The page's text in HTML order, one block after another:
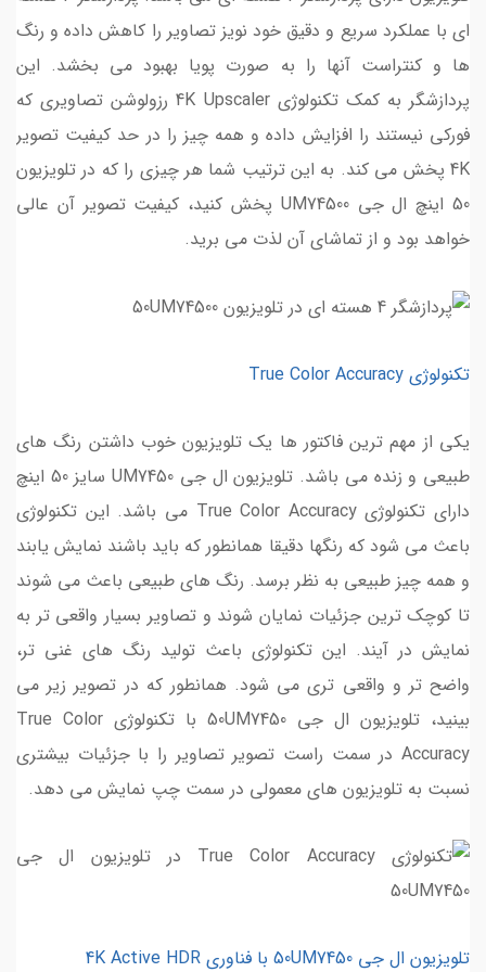
ای با عملکرد سریع و دقیق خود نویز تصاویر را کاهش داده و رنگ
ها و کنتراست آنها را به صورت پویا بهبود می بخشد. این
پردازشگر به کمک تکنولوژی 4K Upscaler رزولوشن تصاویری که
فورکی نیستند را افزایش داده و همه چیز را در حد کیفیت تصویر
4K پخش می کند. به این ترتیب شما هر چیزی را که در تلویزیون
50 اینچ ال جی UM74500 پخش کنید، کیفیت تصویر آن عالی
خواهد بود و از تماشای آن لذت می برید.
تکنولوژی True Color Accuracy
یکی از مهم ترین فاکتور ها یک تلویزیون خوب داشتن رنگ های
طبیعی و زنده می باشد. تلویزیون ال جی UM7450 سایز 50 اینچ
دارای تکنولوژی True Color Accuracy می باشد. این تکنولوژی
باعث می شود که رنگها دقیقا همانطور که باید باشند نمایش یابند
و همه چیز طبیعی به نظر برسد. رنگ های طبیعی باعث می شوند
تا کوچک ترین جزئیات نمایان شوند و تصاویر بسیار واقعی تر به
نمایش در آیند. این تکنولوژی باعث تولید رنگ های غنی تر،
واضح تر و واقعی تری می شود. همانطور که در تصویر زیر می
بینید، تلویزیون ال جی 50UM7450 با تکنولوژی True Color
Accuracy در سمت راست تصویر تصاویر را با جزئیات بیشتری
نسبت به تلویزیون های معمولی در سمت چپ نمایش می دهد.
تلویزیون ال جی 50UM7450 با فناوری 4K Active HDR